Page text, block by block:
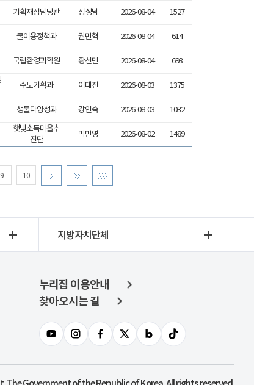
기획재정담당관 정성남 2026-08-04 1527
물이용정책과 권민혁 2026-08-04 614
국립환경과학원 황선민 2026-08-04 693
수도기획과 이대진 2026-08-03 1375
생물다양성과 강인숙 2026-08-03 1032
햇빛소득마을추
진단
박민영 2026-08-02 1489
9 10
지방자치단체
누리집 이용안내
찾아오시는 길